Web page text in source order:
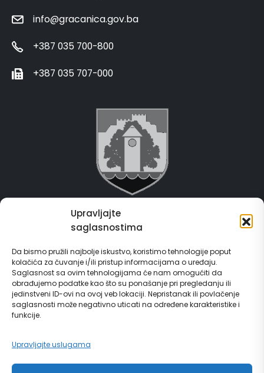
Upravljajte
saglasnostima
Da bismo pružili najbolje iskustvo, koristimo tehnologije poput
kolačića za čuvanje i/ili pristup informacijama o uređaju.
Saglasnost sa ovim tehnologijama će nam omogućiti da
obrađujemo podatke kao što su ponašanje pri pregledanju ili
jedinstveni ID-ovi na ovoj veb lokaciji. Nepristanak ili povlačenje
saglasnosti može negativno uticati na određene karakteristike i
funkcije.
Upravljajte uslugama
info@gracanica.gov.ba
+387 035 700-800
+387 035 707-000
Grad Gračanica
E-Matičar
72 sata sistem
Invest in Gračanica
Vodič za građane